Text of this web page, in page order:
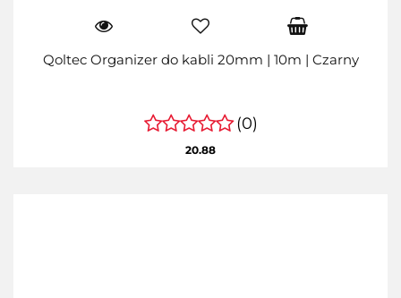
Qoltec Organizer do kabli 20mm | 10m | Czarny
(0)
20.88